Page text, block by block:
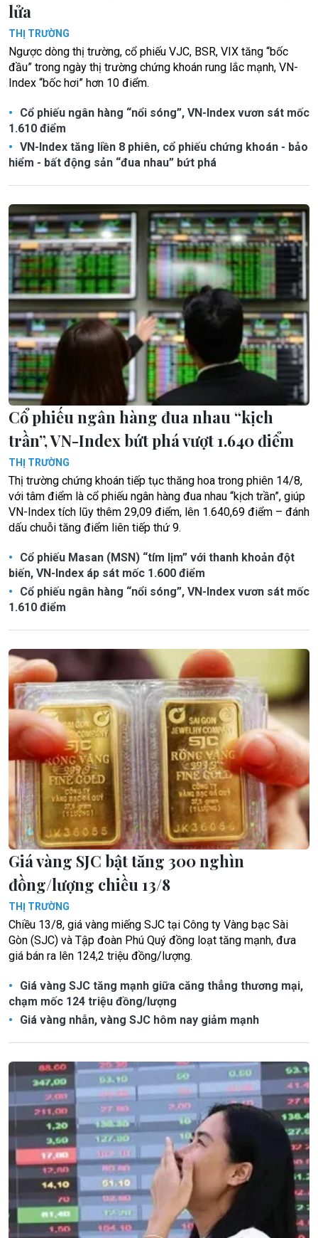
lửa
THỊ TRƯỜNG
Ngược dòng thị trường, cổ phiếu VJC, BSR, VIX tăng “bốc
đầu” trong ngày thị trường chứng khoán rung lắc mạnh, VN-
Index “bốc hơi” hơn 10 điểm.
Cổ phiếu ngân hàng “nổi sóng”, VN-Index vươn sát mốc
1.610 điểm
VN-Index tăng liền 8 phiên, cổ phiếu chứng khoán - bảo
hiểm - bất động sản “đua nhau” bứt phá
Cổ phiếu ngân hàng đua nhau “kịch
trần”, VN-Index bứt phá vượt 1.640 điểm
THỊ TRƯỜNG
Thị trường chứng khoán tiếp tục thăng hoa trong phiên 14/8,
với tâm điểm là cổ phiếu ngân hàng đua nhau “kịch trần”, giúp
VN-Index tích lũy thêm 29,09 điểm, lên 1.640,69 điểm – đánh
dấu chuỗi tăng điểm liên tiếp thứ 9.
Cổ phiếu Masan (MSN) “tím lịm” với thanh khoản đột
biến, VN-Index áp sát mốc 1.600 điểm
Cổ phiếu ngân hàng “nổi sóng”, VN-Index vươn sát mốc
1.610 điểm
Giá vàng SJC bật tăng 300 nghìn
đồng/lượng chiều 13/8
THỊ TRƯỜNG
Chiều 13/8, giá vàng miếng SJC tại Công ty Vàng bạc Sài
Gòn (SJC) và Tập đoàn Phú Quý đồng loạt tăng mạnh, đưa
giá bán ra lên 124,2 triệu đồng/lượng.
Giá vàng SJC tăng mạnh giữa căng thẳng thương mại,
chạm mốc 124 triệu đồng/lượng
Giá vàng nhẫn, vàng SJC hôm nay giảm mạnh